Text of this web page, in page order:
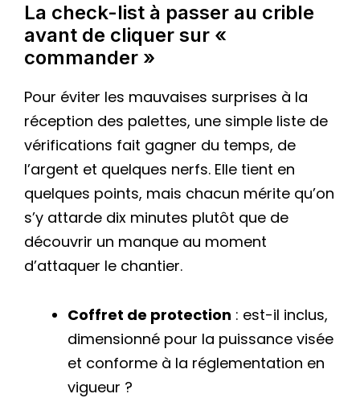
La check-list à passer au crible
avant de cliquer sur «
commander »
Pour éviter les mauvaises surprises à la
réception des palettes, une simple liste de
vérifications fait gagner du temps, de
l’argent et quelques nerfs. Elle tient en
quelques points, mais chacun mérite qu’on
s’y attarde dix minutes plutôt que de
découvrir un manque au moment
d’attaquer le chantier.
Coffret de protection : est-il inclus,
dimensionné pour la puissance visée
et conforme à la réglementation en
vigueur ?